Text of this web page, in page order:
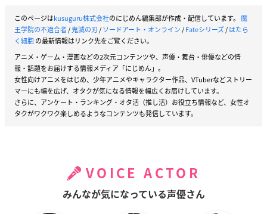
このページはkusuguru株式会社のにじめん編集部が作成・配信しています。 魔
王学院の不適合者/鬼滅の刃/ソードアート・オンライン/Fateシリーズ/はたら
く細胞の最新情報はリンク先をご覧ください。
アニメ・ゲーム・漫画などの2次元コンテンツや、声優・舞台・俳優などの情
報・話題をお届けする情報メディア「にじめん」。
女性向けアニメをはじめ、少年アニメやキャラクター作品、VTuberなどストリー
マーにも幅を広げ、オタクが気になる情報を幅広くお届けしています。
さらに、アンケート・ランキング・オタ活（推し活）お役立ち情報など、女性オ
タクがワクワク楽しめるようなコンテンツも発信しています。
VOICE ACTOR
みんなが気になっている声優さん